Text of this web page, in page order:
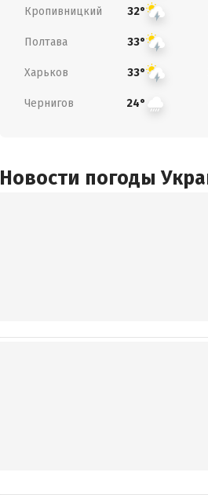
Кропивницкий 32°
Полтава 33°
Харьков 33°
Чернигов 24°
Новости погоды